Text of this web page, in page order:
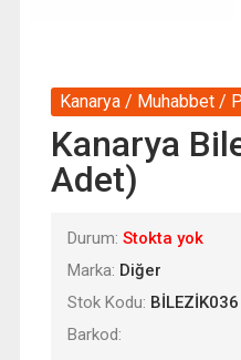
Kanarya / Muhabbet /
Kanarya
Adet)
Durum: Stokta yok
Marka: Diğer
Stok Kodu: BİLEZİK036
Barkod: